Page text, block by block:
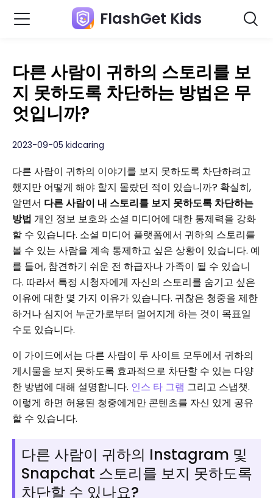
FlashGet Kids
다른 사람이 귀하의 스토리를 보
지 못하도록 차단하는 방법은 무
엇입니까?
2023-09-05 kidcaring
다른 사람이 귀하의 이야기를 보지 못하도록 차단하려고
했지만 어떻게 해야 할지 몰랐던 적이 있습니까? 확실히,
알면서 다른 사람이 내 스토리를 보지 못하도록 차단하는
방법 개인 정보 보호와 소셜 미디어에 대한 통제력을 강화
할 수 있습니다. 소셜 미디어 플랫폼에서 귀하의 스토리를
볼 수 있는 사람을 계속 통제하고 싶은 상황이 있습니다. 예
를 들어, 참견하기 쉬운 전 하급자나 가족이 될 수 있습니
다. 따라서 특정 시청자에게 자신의 스토리를 숨기고 싶은
이유에 대한 몇 가지 이유가 있습니다. 귀찮은 청중을 제한
하거나 심지어 누군가로부터 멀어지게 하는 것이 목표일
수도 있습니다.
이 가이드에서는 다른 사람이 두 사이트 모두에서 귀하의
게시물을 보지 못하도록 효과적으로 차단할 수 있는 다양
한 방법에 대해 설명합니다. 인스 타 그램 그리고 스냅챗.
이렇게 하면 허용된 청중에게만 콘텐츠를 자신 있게 공유
할 수 있습니다.
다른 사람이 귀하의 Instagram 및
Snapchat 스토리를 보지 못하도록
차단할 수 있나요?